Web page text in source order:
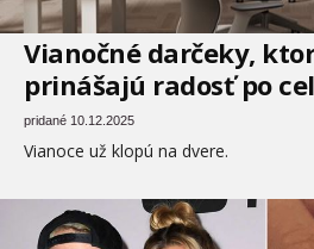
Vianočné darčeky,
prinášajú radosť po
pridané 10.12.2025
Vianoce už klopú na dvere.